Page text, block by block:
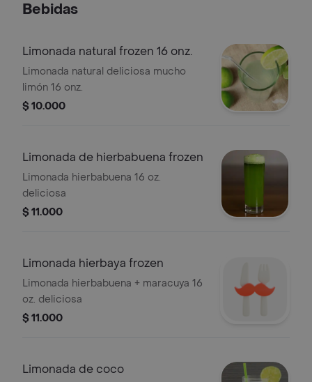
Bebidas
Limonada natural frozen 16 onz.
Limonada natural deliciosa mucho
limón 16 onz.
$ 10.000
Limonada de hierbabuena frozen
Limonada hierbabuena 16 oz.
deliciosa
$ 11.000
Limonada hierbaya frozen
Limonada hierbabuena + maracuya 16
oz. deliciosa
$ 11.000
Limonada de coco